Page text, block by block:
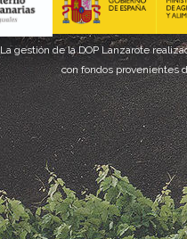
La gestión de la DOP Lanzarote
con fondos provenientes